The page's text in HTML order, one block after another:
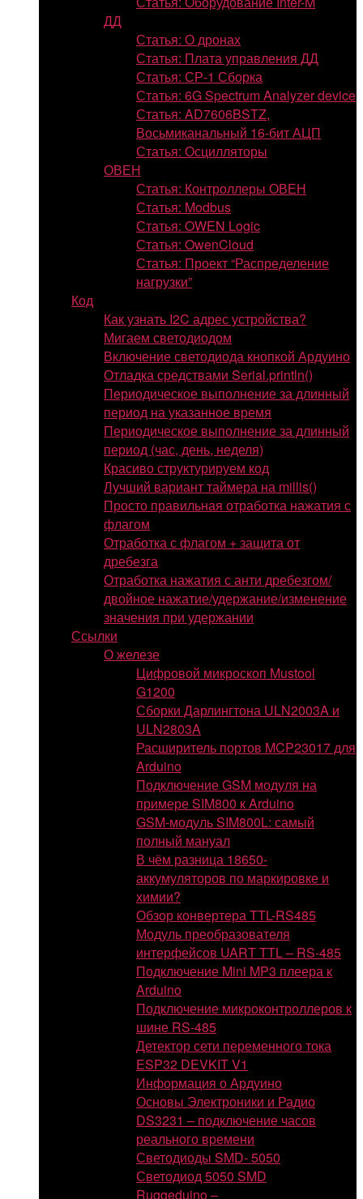
ДД
Статья: О дронах
Статья: Плата управления ДД
Статья: СР-1 Сборка
Статья: 6G Spectrum Analyzer device
Статья: AD7606BSTZ,
Восьмиканальный 16-бит АЦП
Статья: Осцилляторы
ОВЕН
Статья: Контроллеры ОВЕН
Статья: Modbus
Статья: OWEN Logic
Статья: OwenCloud
Статья: Проект “Распределение
нагрузки”
Код
Как узнать I2C адрес устройства?
Мигаем светодиодом
Включение светодиода кнопкой Ардуино
Отладка средствами Serial.println()
Периодическое выполнение за длинный
период на указанное время
Периодическое выполнение за длинный
период (час, день, неделя)
Красиво структурируем код
Лучший вариант таймера на millis()
Просто правильная отработка нажатия с
флагом
Отработка с флагом + защита от
дребезга
Отработка нажатия с анти дребезгом/
двойное нажатие/удержание/изменение
значения при удержании
Ссылки
О железе
Цифровой микроскоп Mustool
G1200
Сборки Дарлингтона ULN2003A и
ULN2803A
Расширитель портов MCP23017 для
Arduino
Подключение GSM модуля на
примере SIM800 к Arduino
GSM-модуль SIM800L: самый
полный мануал
В чём разница 18650-
аккумуляторов по маркировке и
химии?
Обзор конвертера TTL-RS485
Модуль преобразователя
интерфейсов UART TTL – RS-485
Подключение Mini MP3 плеера к
Arduino
Подключение микроконтроллеров к
шине RS-485
Детектор сети переменного тока
ESP32 DEVKIT V1
Информация о Ардуино
Основы Электроники и Радио
DS3231 – подключение часов
реального времени
Светодиоды SMD- 5050
Светодиод 5050 SMD
Ruggeduino –